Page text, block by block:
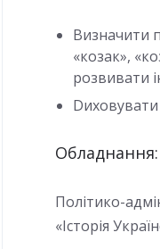
Визначити
«козак»,
розвивати
Обладнання:
Політико-
«Історія